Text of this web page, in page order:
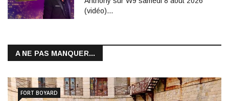
(vidéo)…
A NE PAS MANQUER...
FORT BOYARD